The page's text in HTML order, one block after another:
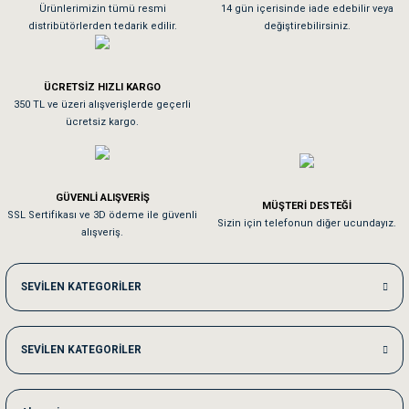
35 gram
4 kg: 60 gram
7+ kg: 13 gram/kg
As**** Tu******
Tavşanım kafesinin kalitesine ve paketlemesine bayıldım
Sa**** On******
Kedilerim beğeniyorlar. Memnunuz. Uygun fiyatta olması iyi.
Me***** Ya******
Akşam verdiğim sipariş bir sonraki gün elime ulaştı. Jack russell köpeğim
Ka***** Ar******
Ürünlerimizin tümü resmi
distribütörlerden tedarik edilir.
14 gün içerisinde iade edebilir veya
değiştirebilirsiniz.
ÜCRETSİZ HIZLI KARGO
350 TL ve üzeri alışverişlerde geçerli
ücretsiz kargo.
GÜVENLİ ALIŞVERİŞ
SSL Sertifikası ve 3D ödeme ile güvenli
alışveriş.
MÜŞTERİ DESTEĞİ
Sizin için telefonun diğer ucundayız.
SEVİLEN KATEGORİLER
SEVİLEN KATEGORİLER